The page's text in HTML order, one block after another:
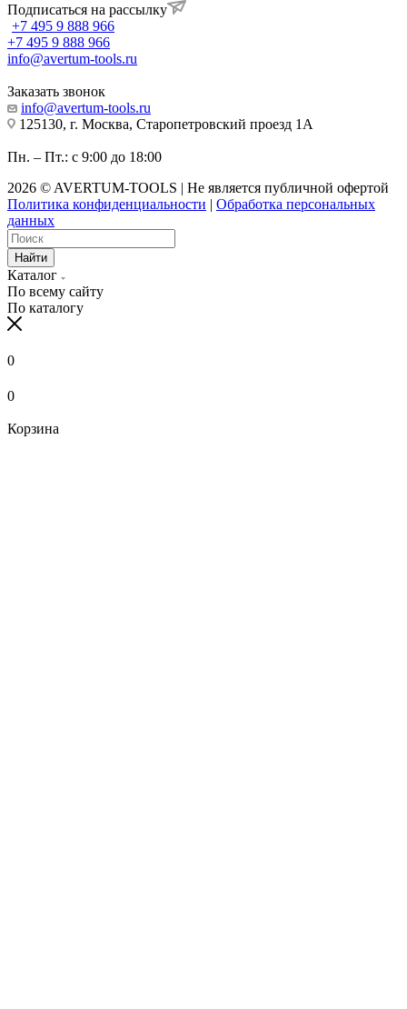
Подписаться на рассылку
+7 495 9 888 966
+7 495 9 888 966
info@avertum-tools.ru
Заказать звонок
info@avertum-tools.ru
125130, г. Москва, Старопетровский проезд 1А
Пн. – Пт.: с 9:00 до 18:00
2026 © AVERTUM-TOOLS | Не является публичной офертой
Политика конфиденциальности | Обработка персональных
данных
Найти
Каталог
По всему сайту
По каталогу
0
0
Корзина